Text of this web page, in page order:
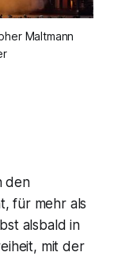
Maltmann
den
für mehr als
alsbald in
mit der